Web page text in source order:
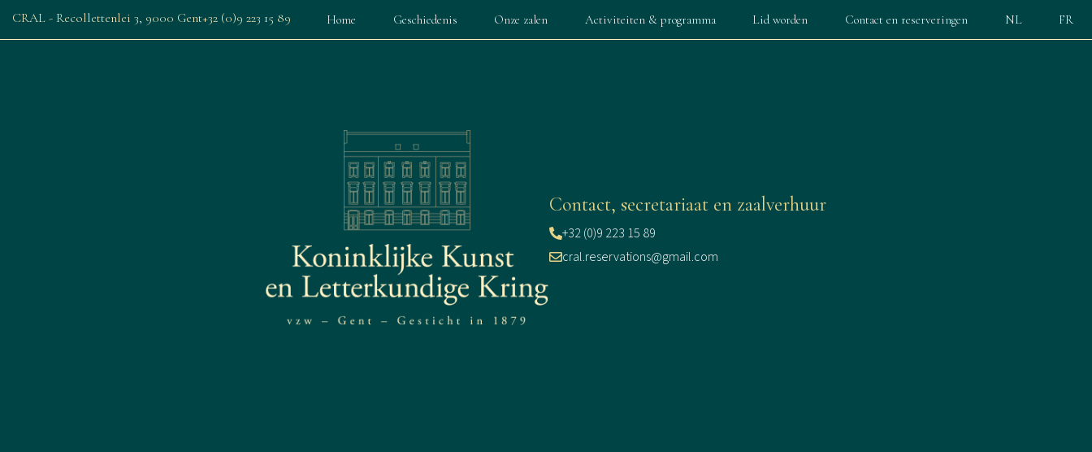
CRAL - Recollettenlei 3, 9000 Gent+32 (0)9 223 15 89 Home Geschiedenis Onze zalen Activiteiten & programma Lid worden Contact en reserveringen NL FR
Contact, secretariaat en zaalverhuur
+32 (0)9 223 15 89
cral.reservations@gmail.com